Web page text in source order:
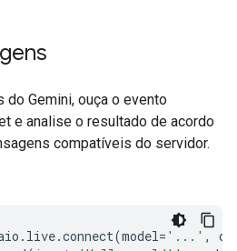
do Gemini, ouça o evento
e analise o resultado de acordo
compatíveis do servidor.
. live.connect(model= '...' ,